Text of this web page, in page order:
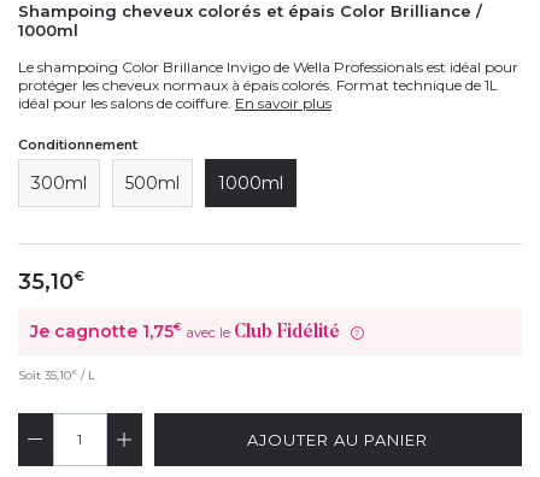
Shampoing cheveux colorés et épais Color Brilliance /
1000ml
Le shampoing Color Brillance Invigo de Wella Professionals est idéal pour
protéger les cheveux normaux à épais colorés. Format technique de 1L
idéal pour les salons de coiffure. En savoir plus
Conditionnement
300ml 500ml 1000ml
35,10€
Je cagnotte 1,75€ avec le Club Fidélité ?
Soit 35,10€ / L
AJOUTER AU PANIER